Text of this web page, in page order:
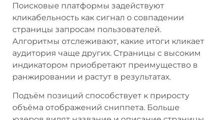
Поисковые платформы задействуют
кликабельность как сигнал о совпадении
страницы запросам пользователей.
Алгоритмы отслеживают, какие итоги кликает
аудитория чаще других. Страницы с высоким
индикатором приобретают преимущество в
ранжировании и растут в результатах.
Подъём позиций способствует к приросту
объёма отображений сниппета. Больше